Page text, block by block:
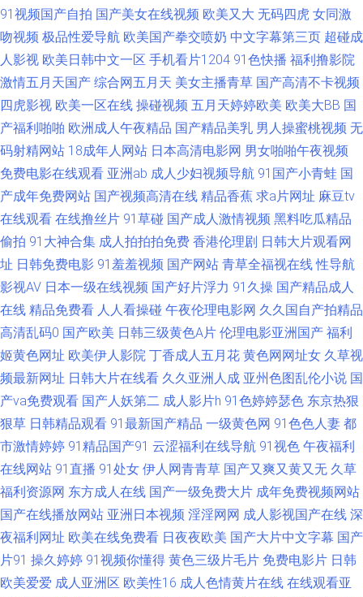
网在线看 日韩福利sss 欧美性爱nav 老司机精品网 国精自拍 福利视频中文 超
碰福利导航 91在线播放专区 91美女内射 91传媒入口 亚洲成人网站在线 午
夜国产福利一区二区 天堂社区在线 日韩欧美色图 欧美亚洲成人福利 老湿AV
品 国产一区啪啪 大香蕉大香蕉伊人在线 www91处女 AVAV成人天堂 91午夜
黄色影院 91蝌蚪成人 91豆花网视频 91福利址 91成人1网韶 在线求艹 一本
道av福利社 亚洲福利视频91 少妇精品在线91 青青草福利微拍 乱伦视频网 韩
国三级A片网址 国产精品自拍网99 囯产91黑 成人福利导航蜜桃 97超碰网 91
唐先生探花视频 91撸免费下载 91岛国熟女am 尤物视频网 午夜天堂亚洲色
午夜三级代理 天堂中文资源网站 日韩先锋影音AV 日本免费色视频国产 欧美
日韩二区 久久香网址 狠狠亚洲欧美日韩 福利天堂天美福利视频 成人综合网
站在线观看 成人AV免费在线观看 阿v视频在线观看 91制作视频宅男在线观看
站入口 中日韩传媒一区 午夜乱码视频 四虎精品久久精品 色香蕉欧美导航 人
妻无码91 免费肏屄 美女被草 老湿机深夜福利 欧美性爱视频一区二区 免费AV
91视频国产自拍 国产美女在线视频 欧美又大 无码四虎 女同激
吻视频 极品性爱导航 欧美国产拳交喷奶 中文字幕第三页 超碰成
人影视 欧美日韩中文一区 手机看片1204 91色快播 福利撸影院
激情五月天国产 综合网五月天 美女主播青草 国产高清不卡视频
四虎影视 欧美一区在线 操碰视频 五月天婷婷欧美 欧美大BB 国
产福利啪啪 欧洲成人午夜精品 国产精品美乳 男人操蜜桃视频 无
码射精网站 18成年人网站 日本高清电影网 男女啪啪午夜视频
免费电影在线观看 亚洲ab 成人少妇视频导航 91国产小青蛙 国
产成年免费网站 国产视频高清在线 精品香蕉 求a片网址 麻豆tv
在线观看 在线撸丝片 91草碰 国产成人激情视频 黑料吃瓜精品
偷拍 91大神合集 成人拍拍拍免费 香港伦理剧 日韩大片观看网
址 日韩免费电影 91羞羞视频 国产网站 青草全福视在线 性导航
影视AV 日本一级在线视频 国产好片浮力 91久操 国产精品成人
在线 精品免费看 人人看操碰 午夜伦理电影网 久久国自产拍精品
高清乱码0 国产欧美 日韩三级黄色A片 伦理电影亚洲国产 福利
姬黄色网址 欧美伊人影院 丁香成人五月花 黄色网网址女 久草视
频最新网址 日韩大片在线看 久久亚洲人成 亚州色图乱伦小说 国
产va免费观看 国产人妖第二 成人影片h 91色婷婷瑟色 东京热狠
狠草 日韩精品观看 91最新国产精品 一级黄色网 91色色人妻 都
市激情婷婷 91精品国产91 云涩福利在线导航 91视色 午夜福利
在线网站 91直播 91处女 伊人网青青草 国产又爽又黄又无 久草
福利资源网 东方成人在线 国产一级免费大片 成年免费视频网站
国产在线播放网站 亚洲日本视频 淫淫网网 成人影视国产在线 深
夜福利网址 欧美在线免费看 日夜夜欧美 国产大片中文字幕 国产
片91 操久婷婷 91视频你懂得 黄色三级片毛片 免费电影片 日韩
欧美爱爱 成人亚洲区 欧美性16 成人色情黄片在线 在线观看亚